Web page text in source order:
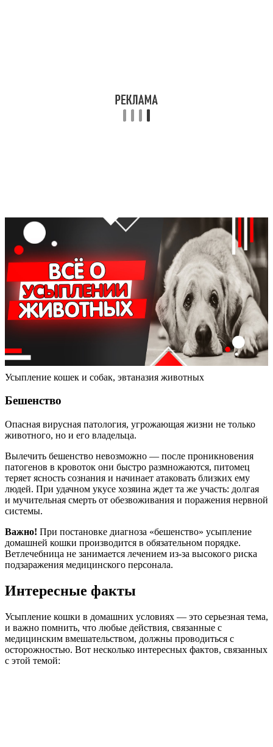
Усыпление кошек и собак, эвтаназия животных
Бешенство
Опасная вирусная патология, угрожающая жизни не только
животного, но и его владельца.
Вылечить бешенство невозможно — после проникновения
патогенов в кровоток они быстро размножаются, питомец
теряет ясность сознания и начинает атаковать близких ему
людей. При удачном укусе хозяина ждет та же участь: долгая
и мучительная смерть от обезвоживания и поражения нервной
системы.
Важно! При постановке диагноза «бешенство» усыпление
домашней кошки производится в обязательном порядке.
Ветлечебница не занимается лечением из-за высокого риска
подзаражения медицинского персонала.
Интересные факты
Усыпление кошки в домашних условиях — это серьезная тема,
и важно помнить, что любые действия, связанные с
медицинским вмешательством, должны проводиться с
осторожностью. Вот несколько интересных фактов, связанных
с этой темой: